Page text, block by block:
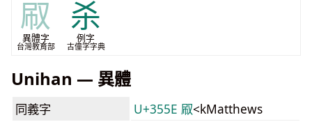
㕞
異體字
台灣教育部
杀
例字
古僮字字典
Unihan — 異體
同義字 U+355E 㕞<kMatthews